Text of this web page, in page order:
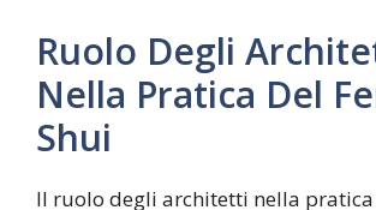
Ruolo Degli
Nella Pratica Del
Shui
Il ruolo degli architetti nella pratica